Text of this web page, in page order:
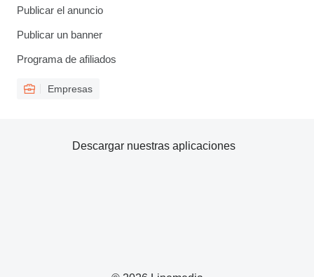
Publicar el anuncio
Publicar un banner
Programa de afiliados
Empresas
Descargar nuestras aplicaciones